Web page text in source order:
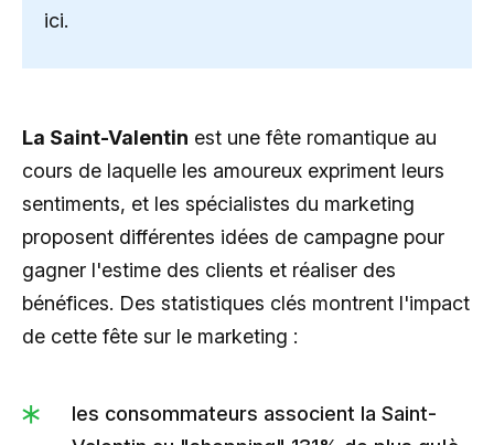
ici.
La Saint-Valentin est une fête romantique au
cours de laquelle les amoureux expriment leurs
sentiments, et les spécialistes du marketing
proposent différentes idées de campagne pour
gagner l'estime des clients et réaliser des
bénéfices. Des statistiques clés montrent l'impact
de cette fête sur le marketing :
les consommateurs associent la Saint-